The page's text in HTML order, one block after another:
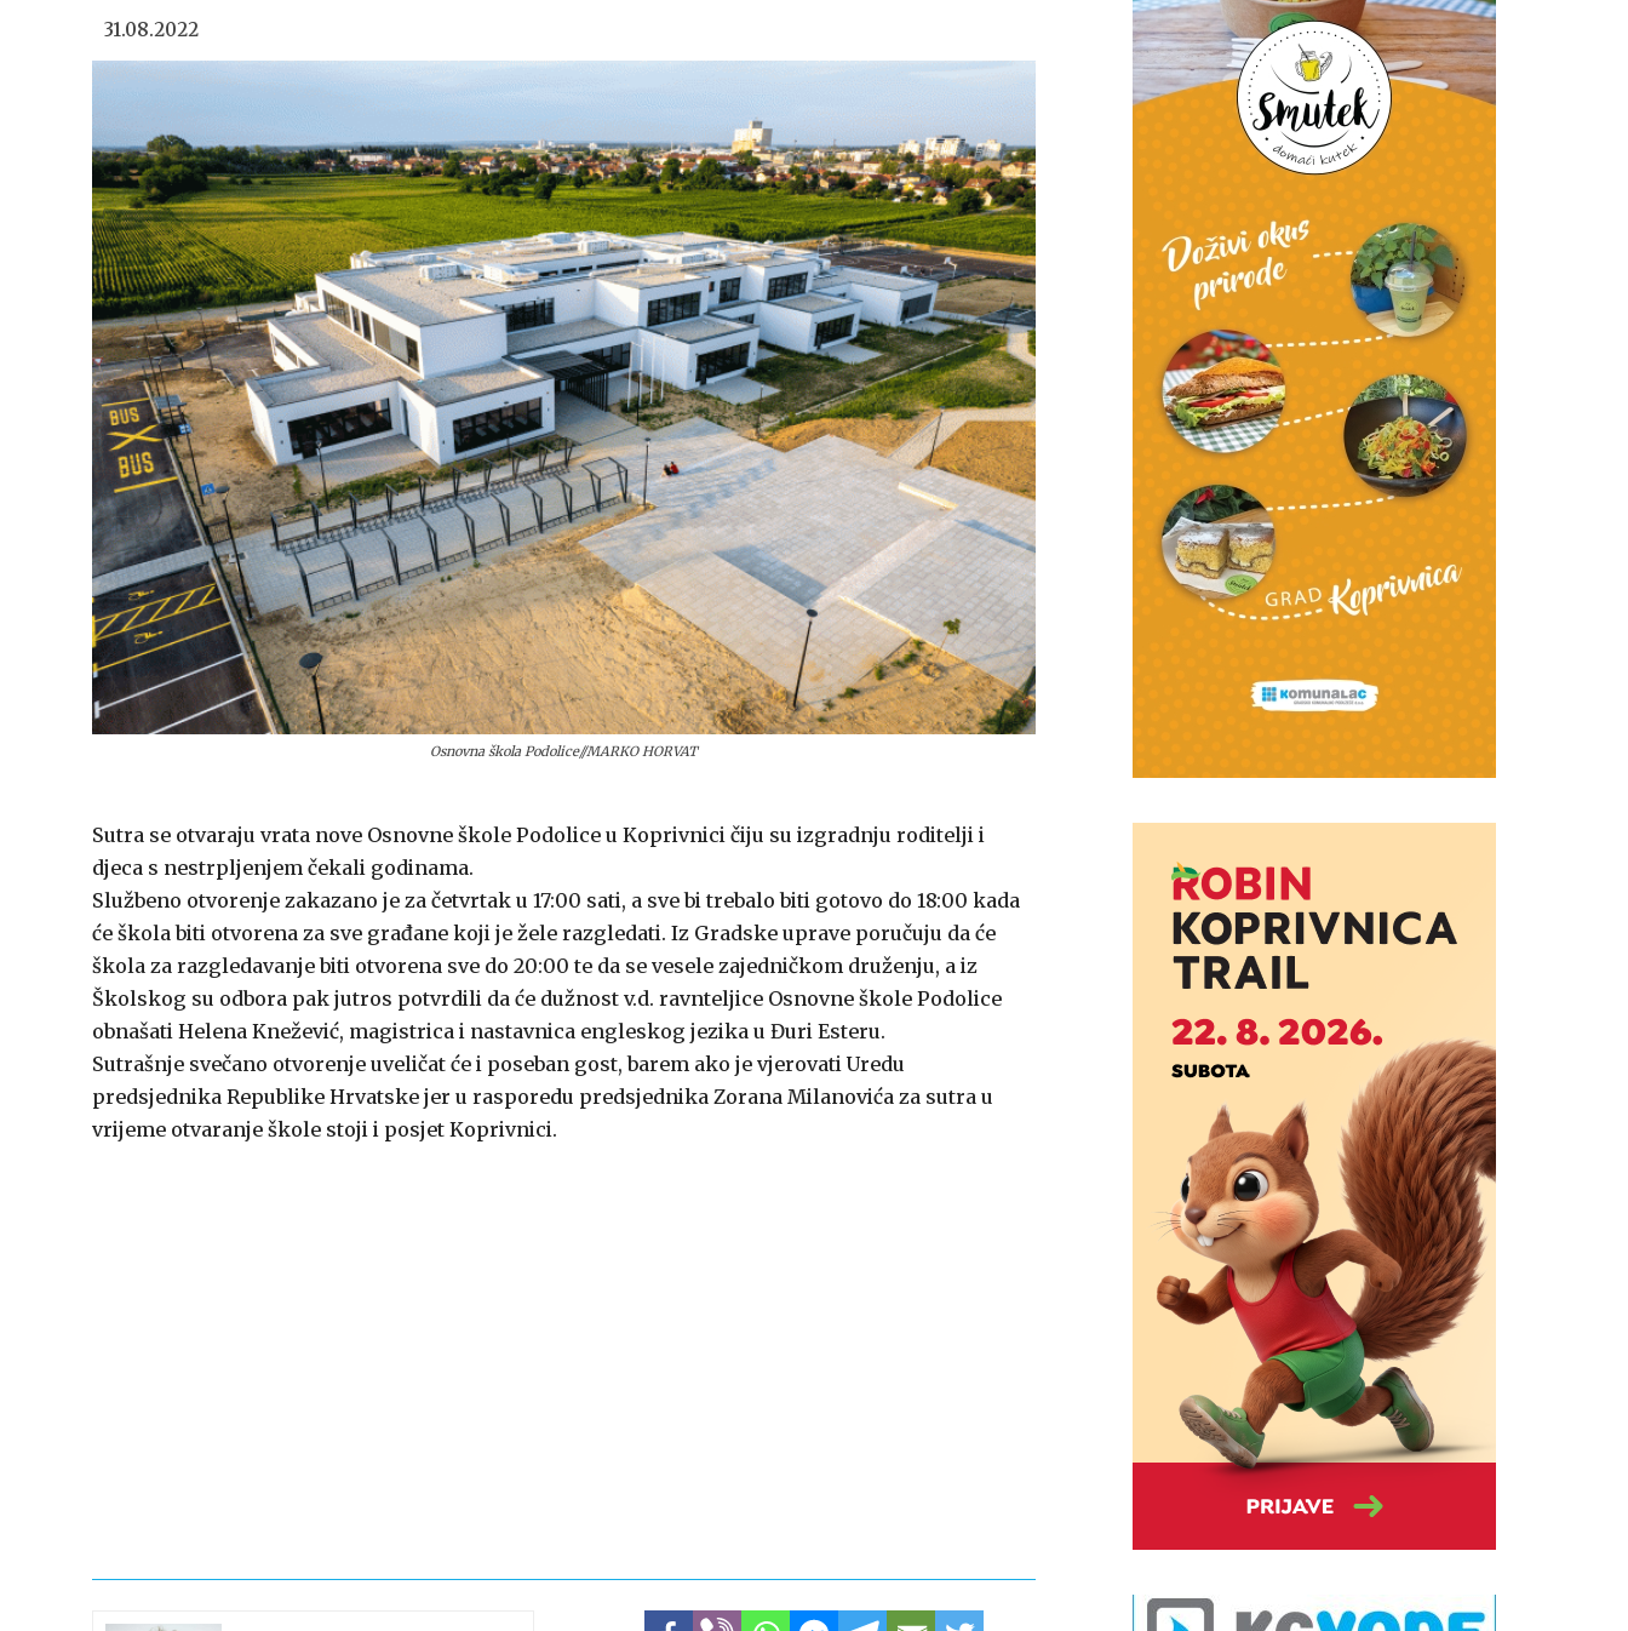
31.08.2022
Osnovna škola Podolice//MARKO HORVAT
Sutra se otvaraju vrata nove Osnovne škole Podolice u Koprivnici čiju su izgradnju roditelji i
djeca s nestrpljenjem čekali godinama.
Službeno otvorenje zakazano je za četvrtak u 17:00 sati, a sve bi trebalo biti gotovo do 18:00 kada
će škola biti otvorena za sve građane koji je žele razgledati. Iz Gradske uprave poručuju da će
škola za razgledavanje biti otvorena sve do 20:00 te da se vesele zajedničkom druženju, a iz
Školskog su odbora pak jutros potvrdili da će dužnost v.d. ravnteljice Osnovne škole Podolice
obnašati Helena Knežević, magistrica i nastavnica engleskog jezika u Đuri Esteru.
Sutrašnje svečano otvorenje uveličat će i poseban gost, barem ako je vjerovati Uredu
predsjednika Republike Hrvatske jer u rasporedu predsjednika Zorana Milanovića za sutra u
vrijeme otvaranje škole stoji i posjet Koprivnici.